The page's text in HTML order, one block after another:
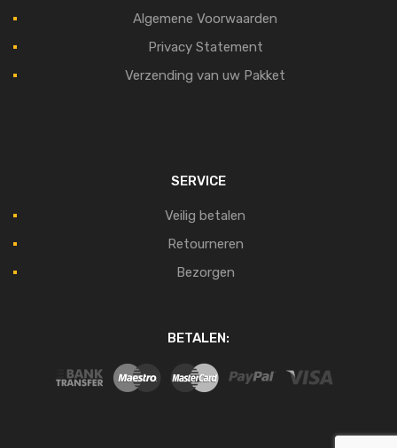
Algemene Voorwaarden
Privacy Statement
Verzending van uw Pakket
SERVICE
Veilig betalen
Retourneren
Bezorgen
BETALEN: